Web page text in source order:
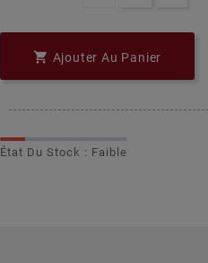
 Ajouter Au Panier
État Du Stock : Faible